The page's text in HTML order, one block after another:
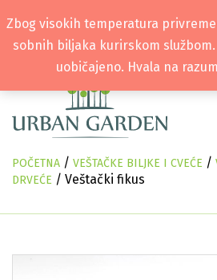
POČETNA / VEŠTAČKE BILJKE I CVEĆE /
DRVEĆE / Veštački fikus
Zbog visokih temperatura
sobnih biljaka kurirskom
uobičajeno. Hvala na